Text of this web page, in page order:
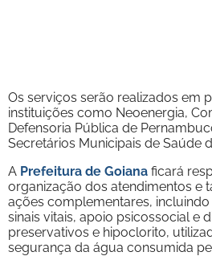
Os serviços serão realizados em
instituições como Neoenergia,
Defensoria Pública de
Secretários Municipais de Saúde
A Prefeitura de Goiana ficará
organização dos atendimentos e
ações complementares,
sinais vitais, apoio psicossocial e
preservativos e hipoclorito,
segurança da água consumida